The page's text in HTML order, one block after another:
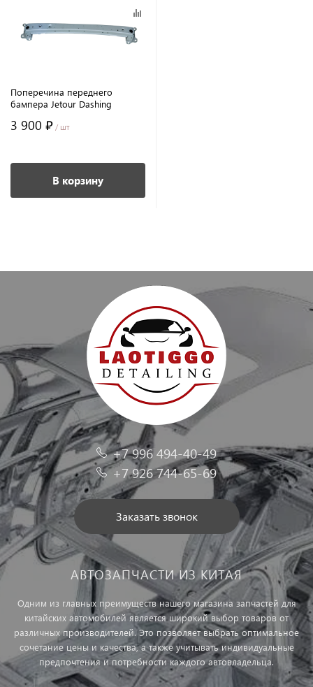
Поперечина переднего
бампера Jetour Dashing
3 900 ₽ / шт
В корзину
+7 996 494-40-49
+7 926 744-65-69
Заказать звонок
АВТОЗАПЧАСТИ ИЗ КИТАЯ
Одним из главных преимуществ нашего магазина запчастей для
китайских автомобилей является широкий выбор товаров от
различных производителей. Это позволяет выбрать оптимальное
сочетание цены и качества, а также учитывать индивидуальные
предпочтения и потребности каждого автовладельца.